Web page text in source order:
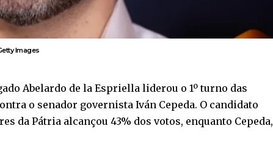
Images
Abelardo de la Espriella liderou o 1º turno das
o senador governista Iván Cepeda. O candidato
da Pátria alcançou 43% dos votos, enquanto Cepeda,